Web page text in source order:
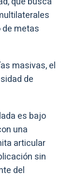
metas
masivas, el
de
es bajo
una
articular
sin
del